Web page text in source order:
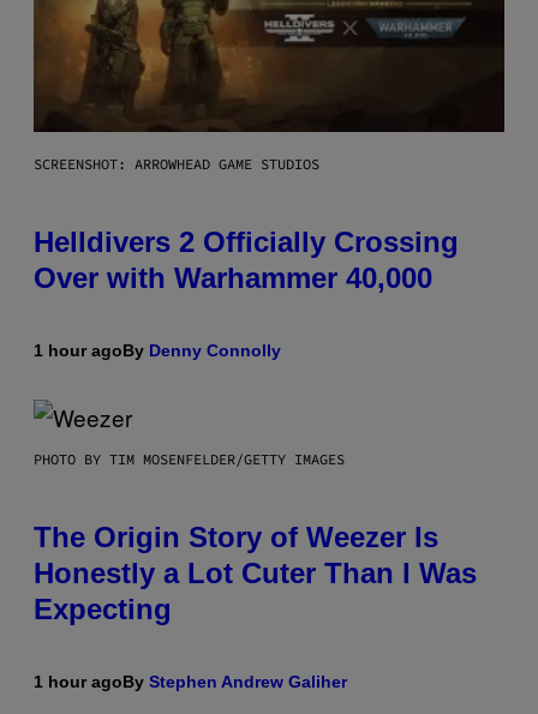
SCREENSHOT: ARROWHEAD GAME STUDIOS
Helldivers 2 Officially Crossing
Over with Warhammer 40,000
1 hour agoBy Denny Connolly
PHOTO BY TIM MOSENFELDER/GETTY IMAGES
The Origin Story of Weezer Is
Honestly a Lot Cuter Than I Was
Expecting
1 hour agoBy Stephen Andrew Galiher